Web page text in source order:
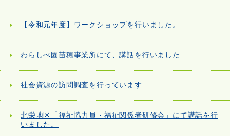
【令和元年度】ワークショップを行いました。
わらしべ園苗穂事業所にて、講話を行いました
社会資源の訪問調査を行っています
北栄地区「福祉協力員・福祉関係者研修会」にて講話を行
いました。